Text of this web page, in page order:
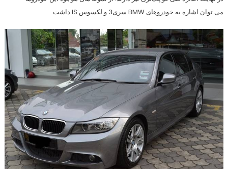
می توان اشاره به خودروهای BMW سری3 و لکسوس IS داشت.